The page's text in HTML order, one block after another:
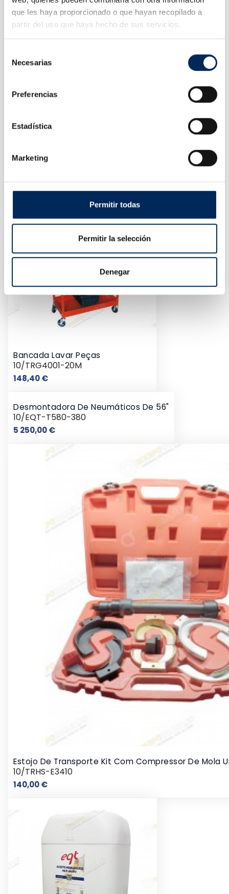
que les haya proporcionado o que hayan recopilado a
partir del uso que haya hecho de sus servicios.
Necesarias
Preferencias
Estadística
Marketing
Permitir todas
Permitir la selección
Denegar
Carro De Ferramentas De Apoio
10/EQT-C300
Bancada Lavar Peças
10/TRG4001-20M
148,40 €Preço
Desmontadora De Neumáticos De 56"
10/EQT-T580-380
5 250,00 €Preço
Estojo De Transporte Kit Com Compressor De Mola
10/TRHS-E3410
140,00 €Preço